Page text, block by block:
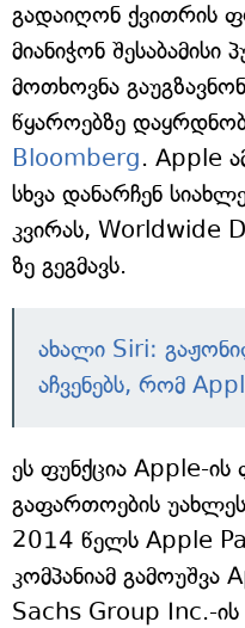
გადაიღონ ქვითრის
მიანიჭონ შესაბამისი
მოთხოვნა
წყაროებზე
Bloomberg. Apple
სხვა დანარჩენ
კვირას, Worldwide
ზე გეგმავს.
ახალი Siri:
აჩვენებს, რომ
ეს ფუნქცია Apple-ის
გაფართოების
2014 წელს Apple
კომპანიამ
Sachs Group Inc.-